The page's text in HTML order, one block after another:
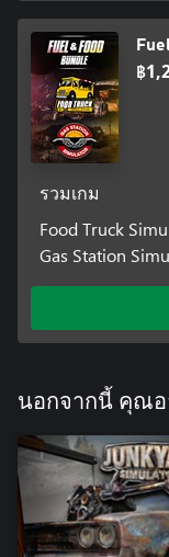
฿
รวมเกม
Food Truck
Gas Station
นอกจากนี้ คุณ